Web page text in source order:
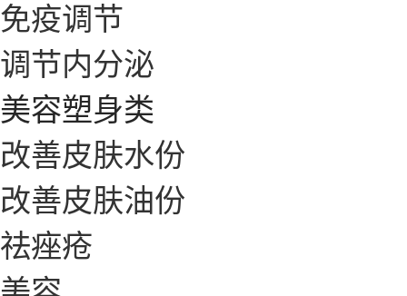
免疫调节
调节内分泌
美容塑身类
改善皮肤水份
改善皮肤油份
祛痤疮